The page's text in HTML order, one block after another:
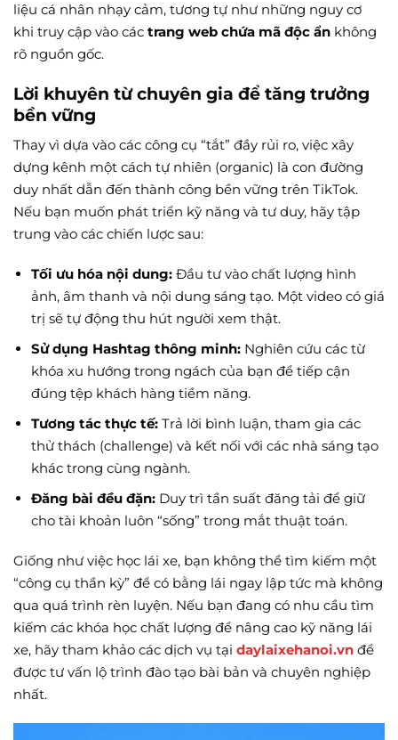
liệu cá nhân nhạy cảm, tương tự như những nguy cơ
khi truy cập vào các trang web chứa mã độc ẩn không
rõ nguồn gốc.
Lời khuyên từ chuyên gia để tăng trưởng
bền vững
Thay vì dựa vào các công cụ “tắt” đầy rủi ro, việc xây
dựng kênh một cách tự nhiên (organic) là con đường
duy nhất dẫn đến thành công bền vững trên TikTok.
Nếu bạn muốn phát triển kỹ năng và tư duy, hãy tập
trung vào các chiến lược sau:
Tối ưu hóa nội dung:Đầu tư vào chất lượng hình
ảnh, âm thanh và nội dung sáng tạo. Một video có giá
trị sẽ tự động thu hút người xem thật.
Sử dụng Hashtag thông minh:Nghiên cứu các từ
khóa xu hướng trong ngách của bạn để tiếp cận
đúng tệp khách hàng tiềm năng.
Tương tác thực tế:Trả lời bình luận, tham gia các
thử thách (challenge) và kết nối với các nhà sáng tạo
khác trong cùng ngành.
Đăng bài đều đặn:Duy trì tần suất đăng tải để giữ
cho tài khoản luôn “sống” trong mắt thuật toán.
Giống như việc học lái xe, bạn không thể tìm kiếm một
“công cụ thần kỳ” để có bằng lái ngay lập tức mà không
qua quá trình rèn luyện. Nếu bạn đang có nhu cầu tìm
kiếm các khóa học chất lượng để nâng cao kỹ năng lái
xe, hãy tham khảo các dịch vụ tại daylaixehanoi.vn để
được tư vấn lộ trình đào tạo bài bản và chuyên nghiệp
nhất.